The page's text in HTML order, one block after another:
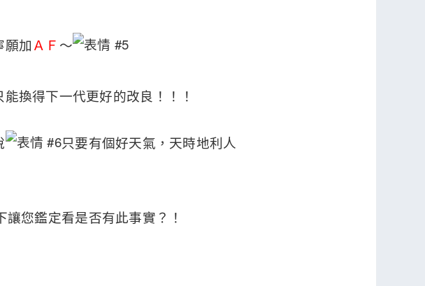
願加ＡＦ ～
換得下一代更好的改良！！！
只要有個好天氣，天時地利人
讓您鑑定看是否有此事實？！